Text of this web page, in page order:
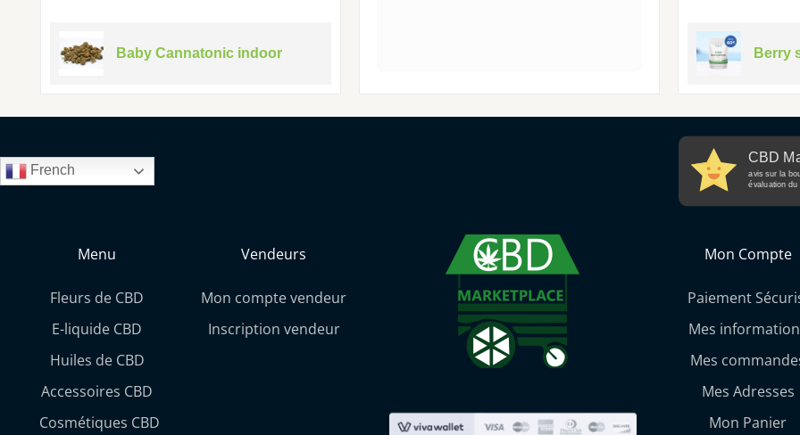
Baby Cannatonic indoor Berry
French
CBD
avis sur la
évaluation du
Menu
Fleurs de CBD
E-liquide CBD
Huiles de CBD
Accessoires CBD
Cosmétiques CBD
Vendeurs
Mon compte vendeur
Inscription vendeur
Mon Compte
Paiement
Mes
Mes
Mes Adresses
Mon Panier